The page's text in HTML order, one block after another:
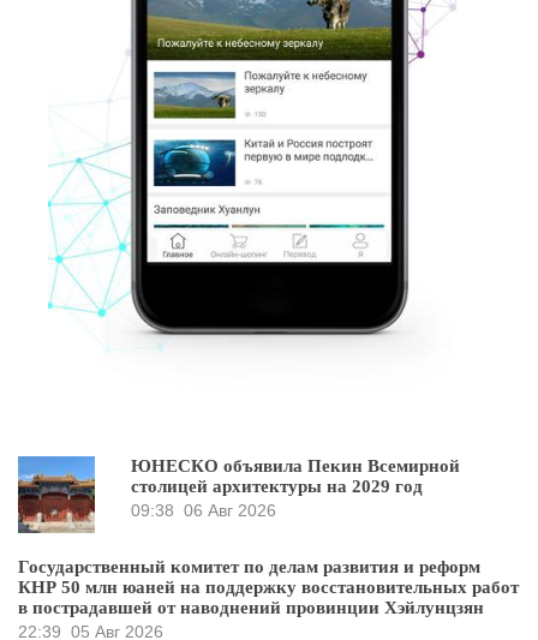
ЮНЕСКО объявила Пекин Всемирной
столицей архитектуры на 2029 год
09:38 06 Авг 2026
Государственный комитет по делам развития и реформ
КНР 50 млн юаней на поддержку восстановительных работ
в пострадавшей от наводнений провинции Хэйлунцзян
22:39 05 Авг 2026